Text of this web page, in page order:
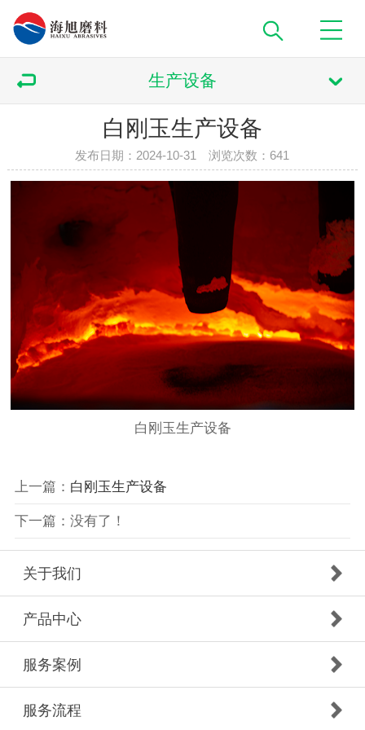
生产设备
白刚玉生产设备
发布日期：2024-10-31 浏览次数： 641
白刚玉生产设备
上一篇： 白刚玉生产设备
下一篇：没有了！
关于我们
产品中心
服务案例
服务流程